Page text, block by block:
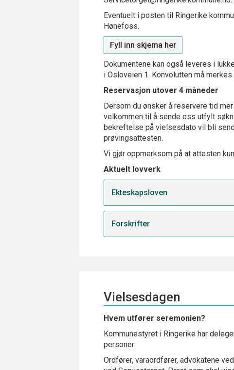
Eventuelt i posten til Ringerike
Hønefoss.
Fyll inn skjema her
Dokumentene kan også leveres i
i Osloveien 1. Konvolutten må
Reservasjon utover 4 måneder
Dersom du ønsker å reservere tid
velkommen til å sende oss utfylt
bekreftelse på vielsesdato vil bli
prøvingsattesten.
Vi gjør oppmerksom på at attesten
Aktuelt lovverk
Ekteskapsloven
Forskrifter
Vielsesdagen
Hvem utfører seremonien?
Kommunestyret i Ringerike har
personer:
Ordfører, varaordfører, advokatene